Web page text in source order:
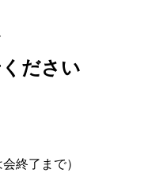
ださい
終了まで）